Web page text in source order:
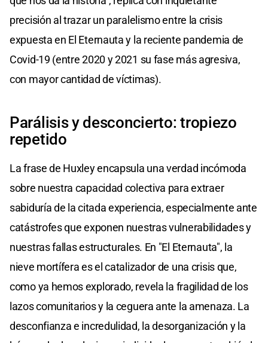
precisión al trazar un paralelismo entre la crisis
expuesta en El Eternauta y la reciente pandemia de
Covid-19 (entre 2020 y 2021 su fase más agresiva,
con mayor cantidad de víctimas).
Parálisis y desconcierto: tropiezo
repetido
La frase de Huxley encapsula una verdad incómoda
sobre nuestra capacidad colectiva para extraer
sabiduría de la citada experiencia, especialmente ante
catástrofes que exponen nuestras vulnerabilidades y
nuestras fallas estructurales. En "El Eternauta", la
nieve mortífera es el catalizador de una crisis que,
como ya hemos explorado, revela la fragilidad de los
lazos comunitarios y la ceguera ante la amenaza. La
desconfianza e incredulidad, la desorganización y la